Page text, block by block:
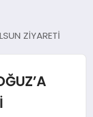
ZİYARETİ